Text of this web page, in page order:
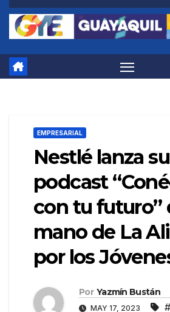
EMPRESARIAL
Nestlé lanza su
podcast
con tu futuro”
mano de La
por los
Por Yazmín Bustán
MAY 17, 2023